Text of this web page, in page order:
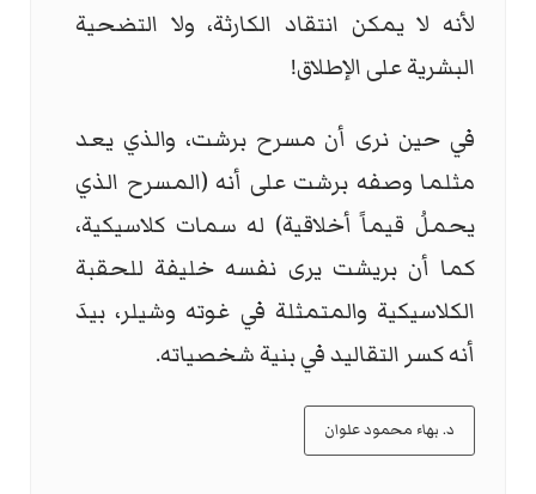
لأنه لا يمكن انتقاد الكارثة، ولا التضحية
البشرية على الإطلاق!
في حين نرى أن مسرح برشت، والذي يعد
مثلما وصفه برشت على أنه (المسرح الذي
يحملُ قيماً أخلاقية) له سمات كلاسيكية،
كما أن بريشت يرى نفسه خليفة للحقبة
الكلاسيكية والمتمثلة في غوته وشيلر، بيدَ
أنه كسر التقاليد في بنية شخصياته.
د. بهاء محمود علوان